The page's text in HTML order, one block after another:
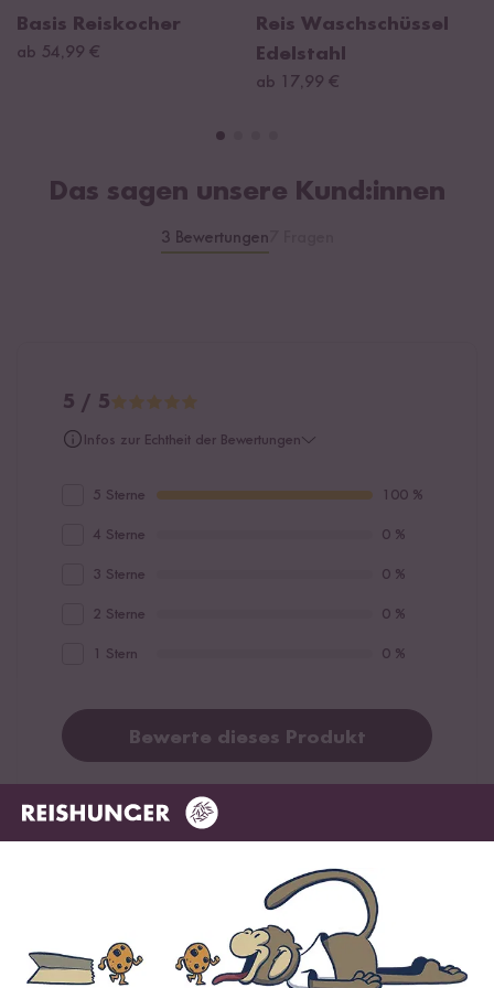
Basis Reiskocher
ab 54,99 €
Reis Waschschüssel
Edelstahl
ab 17,99 €
Das sagen unsere Kund:innen
3 Bewertungen
5 / 5
Infos zur Echtheit der Bewertungen
5 Sterne 100 %
4 Sterne 0 %
3 Sterne 0 %
2 Sterne 0 %
1 Stern 0 %
Bewerte dieses Produkt
Höchste BewertungNiedrigste Bewertung
Sophia 19.05.2026